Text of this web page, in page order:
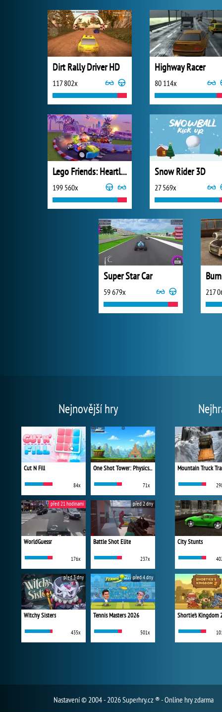
Dirt Rally Driver HD
117 802x
Highway Racer
80 114x
Lego Friends: Heartlake Rush
199 560x
Snow Rider 3D
27 569x
Super Star Car
59 679x 217
Nejnovější hry
Cut N Fill
84x
One Shot Tower: Physics Destroyer
71x
WorldGuessr
176x
před 21 hodinami
Battle Shot Elite
237x
před 2 dny
Witchy Sisters
435x
před 3 dny
Tennis Masters 2026
501x
před 4 dny
Mountain Truck
City Stunts
Shortie's Kingdom
Nastavení© 2004 - 2026 Superhry.cz ® - Online hry zdarma